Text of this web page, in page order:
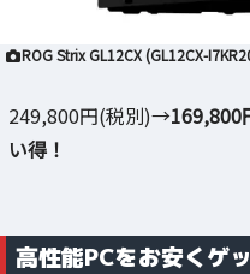
ROG Strix GL12CX (GL12CX-
249,800円(税別)→169,800
い得！
高性能PCをお安くゲ